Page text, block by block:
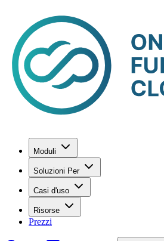
Moduli
Soluzioni Per
Casi d'uso
Risorse
Prezzi